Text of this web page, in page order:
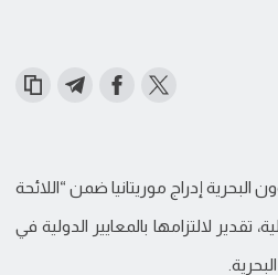
البحرية إدراج موريتانيا ضمن “اللائحة
تقدير لالتزامها بالمعايير الدولية في